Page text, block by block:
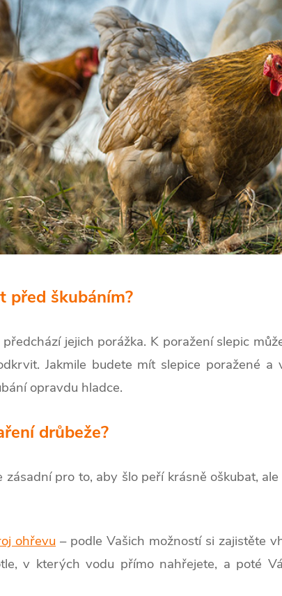
před škubáním?
jejich porážka. K poražení slepic
Jakmile budete mít slepice poražené
opravdu hladce.
drůbeže?
pro to, aby šlo peří krásně oškubat,
ohřevu – podle Vašich možností si zajistěte
v kterých vodu přímo nahřejete, a poté